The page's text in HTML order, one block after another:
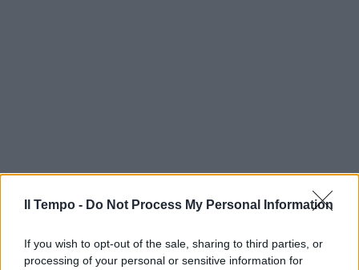
Il Tempo - Do Not Process My Personal Information
If you wish to opt-out of the sale, sharing to third parties, or
processing of your personal or sensitive information for